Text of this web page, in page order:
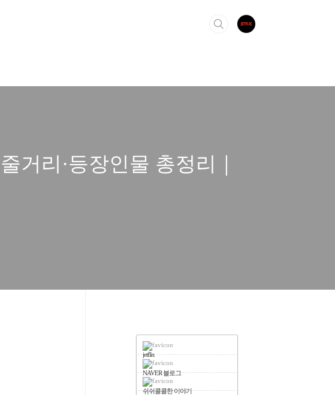
거리·등장인물 총정리｜
jetflix
NAVER 블로그
쉬쉬콜콜한 이야기